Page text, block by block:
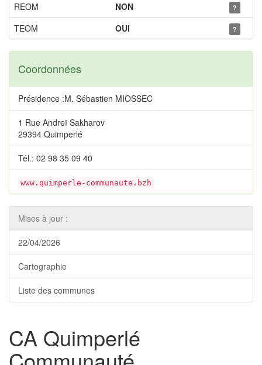
REOM
NON ?
TEOM OUI ?
Coordonnées
Présidence :M. Sébastien MIOSSEC
1 Rue Andreï Sakharov
29394 Quimperlé
Tél.: 02 98 35 09 40
www.quimperle-communaute.bzh
Mises à jour :
22/04/2026
Cartographie
Liste des communes
CA Quimperlé